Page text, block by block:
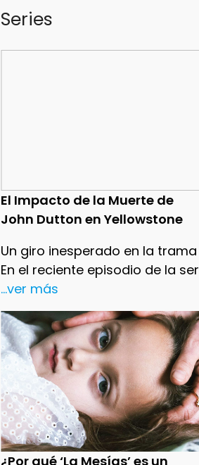
Series
El Impacto de la Muerte de
John Dutton en Yellowstone
Un giro inesperado en la trama
En el reciente episodio de la ser
...ver más
¿Por qué ‘La Mesías’ es un